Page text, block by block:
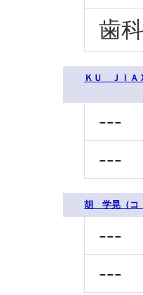
歯
ＫＵ ＪＩＡ
---
---
胡 学晃（コ
---
---